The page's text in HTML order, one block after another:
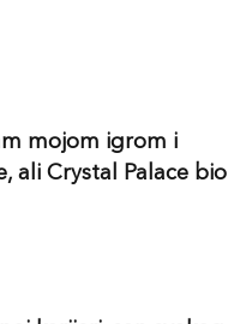
mojom igrom i
ali Crystal Palace bio